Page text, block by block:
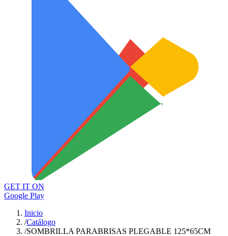
GET IT ON
Google Play
Inicio
/Catálogo
/SOMBRILLA PARABRISAS PLEGABLE 125*65CM